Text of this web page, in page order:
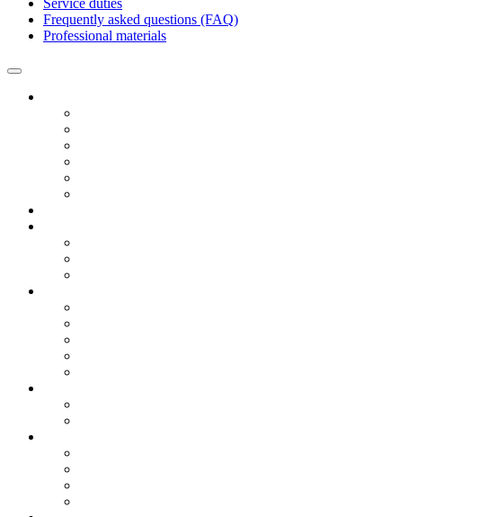
Service duties
Frequently asked questions (FAQ)
Professional materials